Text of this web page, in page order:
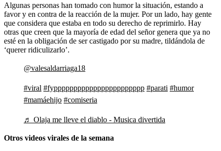
Algunas personas han tomado con humor la situación, estando a
favor y en contra de la reacción de la mujer. Por un lado, hay gente
que considera que estaba en todo su derecho de reprimirlo. Hay
otras que creen que la mayoría de edad del señor genera que ya no
esté en la obligación de ser castigado por su madre, tildándola de
‘querer ridiculizarlo’.
@valesaldarriaga18
#viral #fyppppppppppppppppppppppp #parati #humor
#mamáehijo #comiseria
♬ Olaja me lleve el diablo - Musica divertida
Otros videos virales de la semana